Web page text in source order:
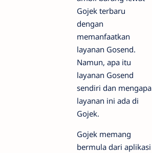
Gojek terbaru
dengan
memanfaatkan
layanan Gosend.
Namun, apa itu
layanan Gosend
sendiri dan mengapa
layanan ini ada di
Gojek.
Gojek memang
bermula dari aplikasi